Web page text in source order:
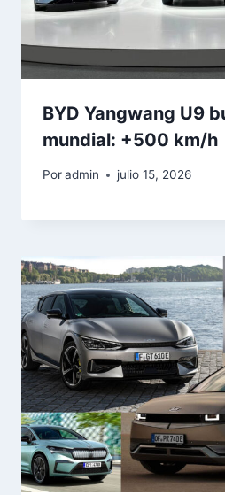
BYD Yangwang U9
mundial: +500 km/h
Poradmin julio 15, 2026